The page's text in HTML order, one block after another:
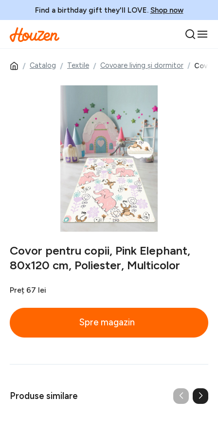
Find a birthday gift they'll LOVE. Shop now
Catalog Textile Covoare living și dormitor
Covor pentru copii, Pink Elephant,
80x120 cm, Poliester, Multicolor
Preț 67 lei
Spre magazin
Produse similare